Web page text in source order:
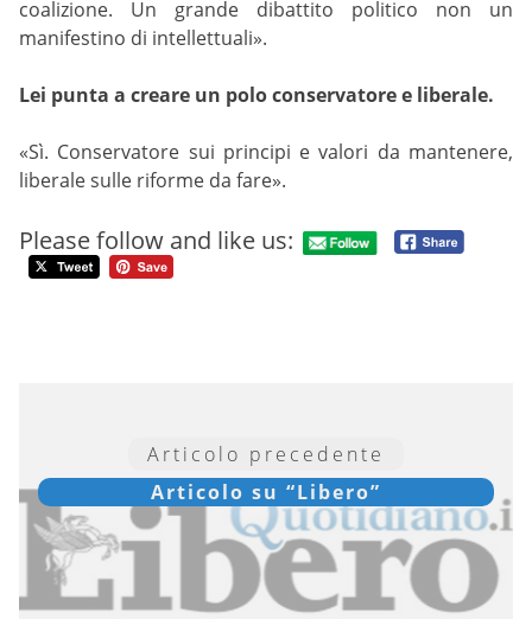
coalizione. Un grande dibattito politico non un
manifestino di intellettuali».
Lei punta a creare un polo conservatore e liberale.
«Sì. Conservatore sui principi e valori da mantenere,
liberale sulle riforme da fare».
Please follow and like us:
Articolo precedente
Articolo su “Libero”